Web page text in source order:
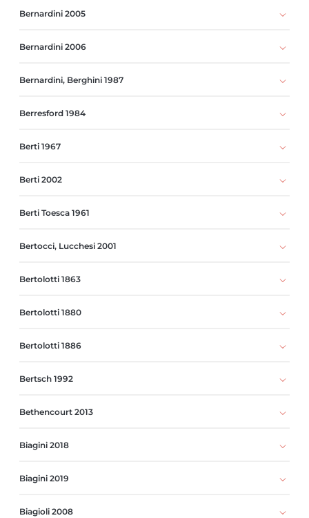
Bernardini 2005
Bernardini 2006
Bernardini, Berghini 1987
Berresford 1984
Berti 1967
Berti 2002
Berti Toesca 1961
Bertocci, Lucchesi 2001
Bertolotti 1863
Bertolotti 1880
Bertolotti 1886
Bertsch 1992
Bethencourt 2013
Biagini 2018
Biagini 2019
Biagioli 2008